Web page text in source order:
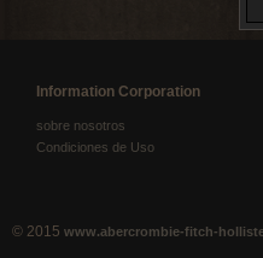
Information Corporation
sobre nosotros
Condiciones de Uso
© 2015 www.abercrombie-fitch-